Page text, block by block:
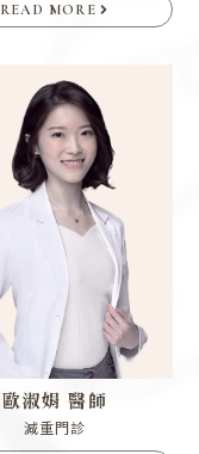
READ MORE
歐淑娟 醫師
減重門診